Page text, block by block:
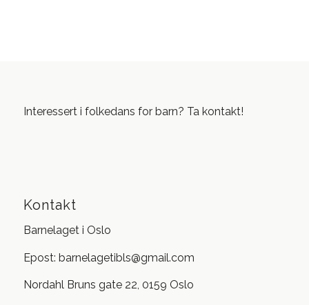
Interessert i folkedans for barn? Ta kontakt!
Kontakt
Barnelaget i Oslo
Epost: barnelagetibls@gmail.com
Nordahl Bruns gate 22, 0159 Oslo